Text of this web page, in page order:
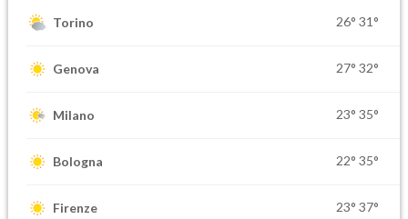
Torino 26° 31°
Genova 27° 32°
Milano 23° 35°
Bologna 22° 35°
Firenze 23° 37°